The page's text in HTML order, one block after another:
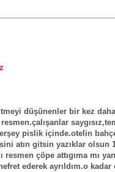
düşünenler bir kez
pislik içinde.otelin
atın gitsin yazıklar olsun
çöpe attıgıma mı
ederek ayrıldım.o kadar